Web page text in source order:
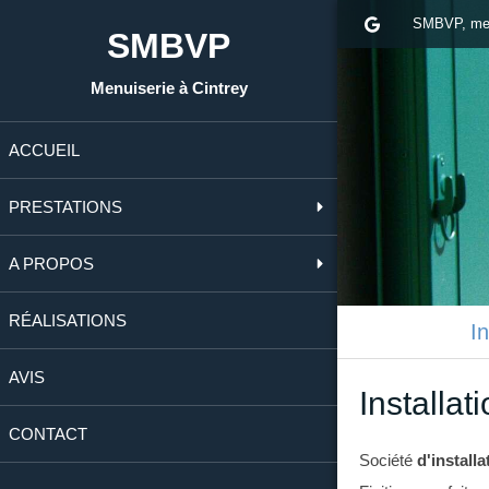
SMBVP
Menuiserie à Cintrey
ACCUEIL
PRESTATIONS
A PROPOS
RÉALISATIONS
AVIS
CONTACT
SMBVP,
Société